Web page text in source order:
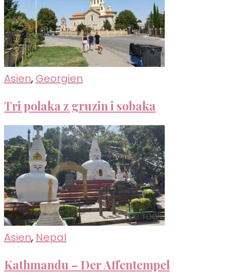
Asien, Georgien
Tri polaka z gruzin i sobaka
Asien, Nepal
Kathmandu – Der Affentempel